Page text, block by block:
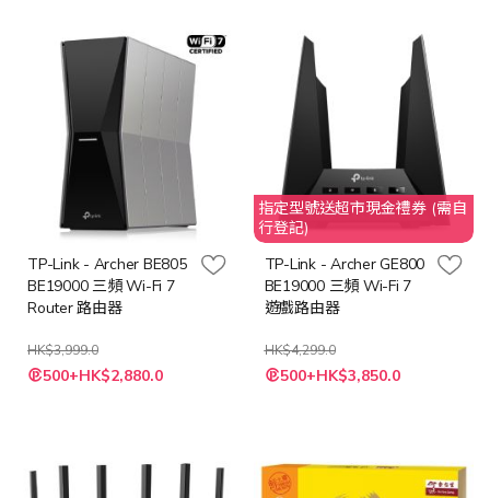
TP-Link - Archer BE805
BE19000 三頻 Wi-Fi 7
Router 路由器
HK$3,999.0
特
殊 500+HK$2,880.0
指定型號送超市現金禮券 (需自
行登記)
TP-Link - Archer GE800
BE19000 三頻 Wi-Fi 7
遊戲路由器
HK$4,299.0
特
殊 500+HK$3,850.0